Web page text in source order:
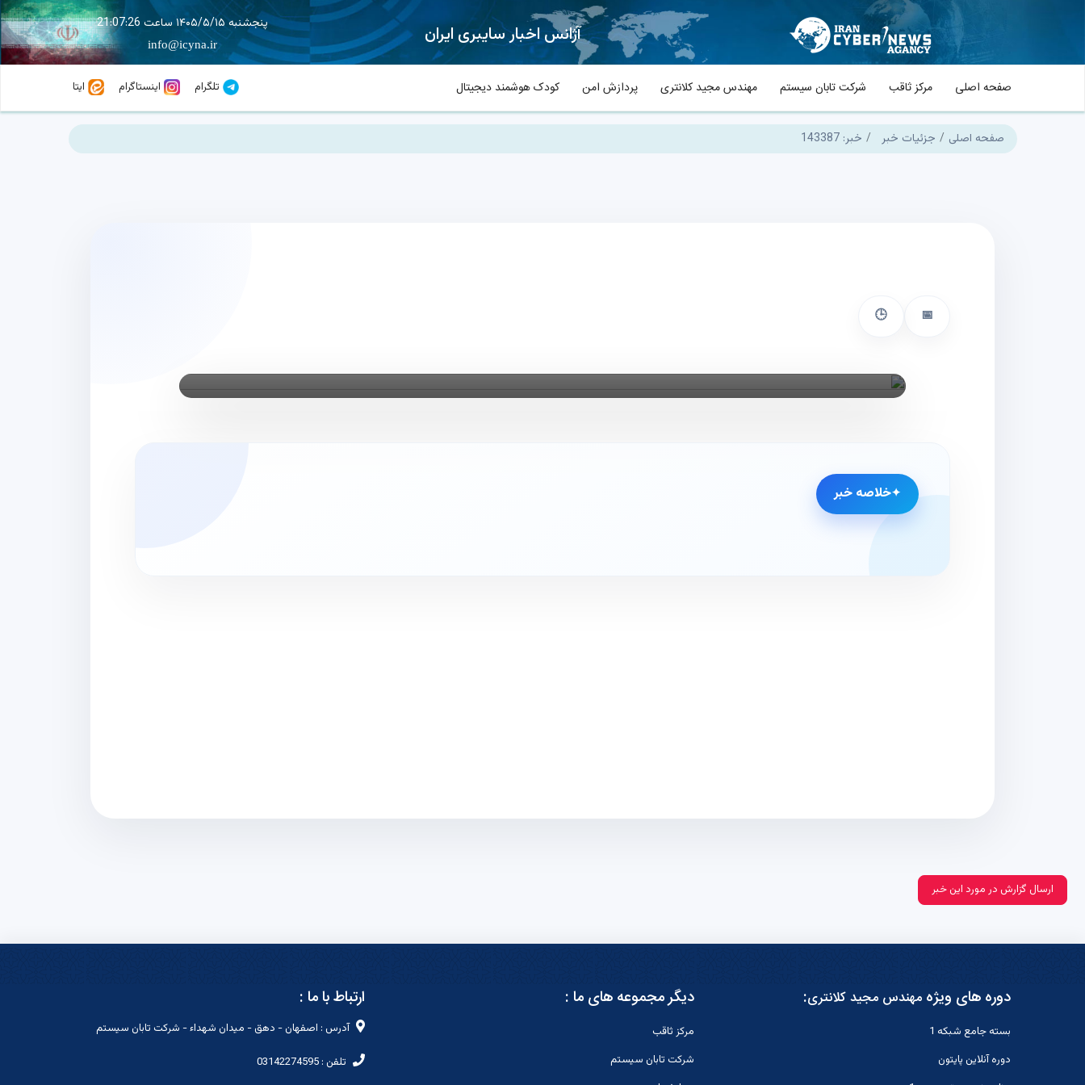
آژانس اخبار سایبری ایران پنجشنبه ۱۴۰۵/۵/۱۵ ساعت 21:07:26
info@icyna.ir
تلگرام اینستاگرام ایتا صفحه اصلی مرکز ثاقب شرکت تابان سیستم مهندس مجید کلانتری پردازش امن کودک هوشمند دیجیتال
صفحه اصلی جزئیات خبر خبر: 143387
📅
🕒
خلاصه خبر
ارسال گزارش در مورد این خبر
دوره های ویژهمهندس مجید کلانتری:
بسته جامع شبکه 1
دوره آنلاین پایتون
دیگر مجموعه های ما :
مرکز ثاقب
شرکت تابان سیستم
ارتباط با ما :
آدرس : اصفهان - دهق - میدان شهداء - شرکت تابان سیستم
تلفن : 03142274595